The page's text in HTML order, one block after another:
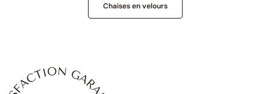
Chaises en velours